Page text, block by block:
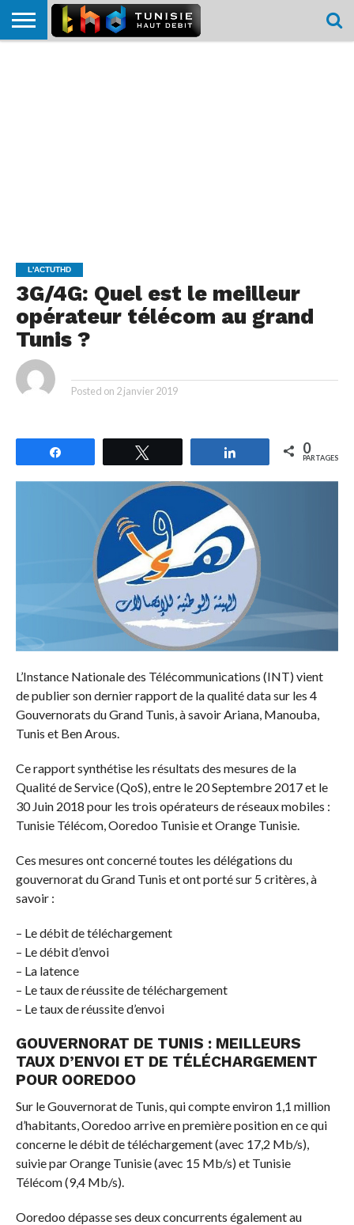
L'ACTUTHD
3G/4G: Quel est le meilleur
opérateur télécom au grand
Tunis ?
Posted on 2 janvier 2019
Partagez 0
PARTAGES
L’Instance Nationale des Télécommunications (INT) vient
de publier son dernier rapport de la qualité data sur les 4
Gouvernorats du Grand Tunis, à savoir Ariana, Manouba,
Tunis et Ben Arous.
Ce rapport synthétise les résultats des mesures de la
Qualité de Service (QoS), entre le 20 Septembre 2017 et le
30 Juin 2018 pour les trois opérateurs de réseaux mobiles :
Tunisie Télécom, Ooredoo Tunisie et Orange Tunisie.
Ces mesures ont concerné toutes les délégations du
gouvernorat du Grand Tunis et ont porté sur 5 critères, à
savoir :
– Le débit de téléchargement
– Le débit d’envoi
– La latence
– Le taux de réussite de téléchargement
– Le taux de réussite d’envoi
GOUVERNORAT DE TUNIS : MEILLEURS
TAUX D’ENVOI ET DE TÉLÉCHARGEMENT
POUR OOREDOO
Sur le Gouvernorat de Tunis, qui compte environ 1,1 million
d’habitants, Ooredoo arrive en première position en ce qui
concerne le débit de téléchargement (avec 17,2 Mb/s),
suivie par Orange Tunisie (avec 15 Mb/s) et Tunisie
Télécom (9,4 Mb/s).
Ooredoo dépasse ses deux concurrents également au